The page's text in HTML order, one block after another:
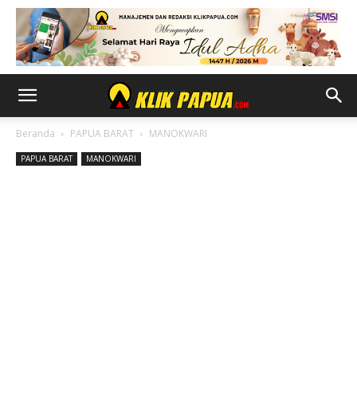
Beranda PAPUA BARAT MANOKWARI
PAPUA BARAT MANOKWARI